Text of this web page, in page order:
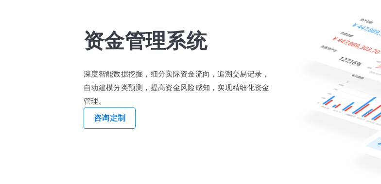
资金管理系统
深度智能数据挖掘，细分实际资金流向，追溯交易记录，
自动建模分类预测，提高资金风险感知，实现精细化资金
管理。
咨询定制